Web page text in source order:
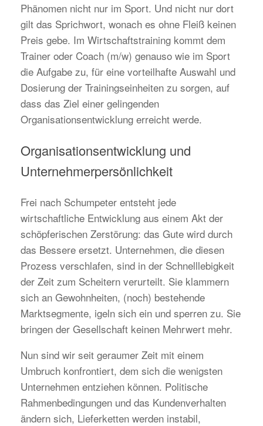
Phänomen nicht nur im Sport. Und nicht nur dort
gilt das Sprichwort, wonach es ohne Fleiß keinen
Preis gebe. Im Wirtschaftstraining kommt dem
Trainer oder Coach (m/w) genauso wie im Sport
die Aufgabe zu, für eine vorteilhafte Auswahl und
Dosierung der Trainingseinheiten zu sorgen, auf
dass das Ziel einer gelingenden
Organisationsentwicklung erreicht werde.
Organisationsentwicklung und
Unternehmerpersönlichkeit
Frei nach Schumpeter entsteht jede
wirtschaftliche Entwicklung aus einem Akt der
schöpferischen Zerstörung: das Gute wird durch
das Bessere ersetzt. Unternehmen, die diesen
Prozess verschlafen, sind in der Schnelllebigkeit
der Zeit zum Scheitern verurteilt. Sie klammern
sich an Gewohnheiten, (noch) bestehende
Marktsegmente, igeln sich ein und sperren zu. Sie
bringen der Gesellschaft keinen Mehrwert mehr.
Nun sind wir seit geraumer Zeit mit einem
Umbruch konfrontiert, dem sich die wenigsten
Unternehmen entziehen können. Politische
Rahmenbedingungen und das Kundenverhalten
ändern sich, Lieferketten werden instabil,